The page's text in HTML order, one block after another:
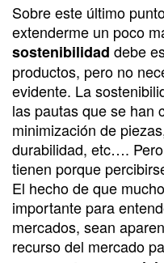
Sobre este último
extenderme un poco
sostenibilidad debe
productos, pero no
evidente. La
las pautas que se han
minimización de
durabilidad, etc….
tienen porque
El hecho de que
importante para
mercados, sean
recurso del mercado